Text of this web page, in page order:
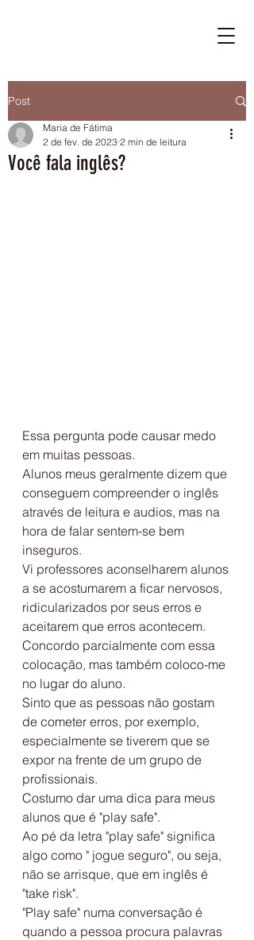
Post
Você fala inglês?
Maria de Fátima
2 de fev. de 2023 2 min de leitura
Essa pergunta pode causar medo
em muitas pessoas.
Alunos meus geralmente dizem que
conseguem compreender o inglês
através de leitura e audios, mas na
hora de falar sentem-se bem
inseguros.
Vi professores aconselharem alunos
a se acostumarem a ficar nervosos,
ridicularizados por seus erros e
aceitarem que erros acontecem.
Concordo parcialmente com essa
colocação, mas também coloco-me
no lugar do aluno.
Sinto que as pessoas não gostam
de cometer erros, por exemplo,
especialmente se tiverem que se
expor na frente de um grupo de
profissionais.
Costumo dar uma dica para meus
alunos que é "play safe".
Ao pé da letra "play safe" significa
algo como " jogue seguro", ou seja,
não se arrisque, que em inglês é
"take risk".
"Play safe" numa conversação é
quando a pessoa procura palavras